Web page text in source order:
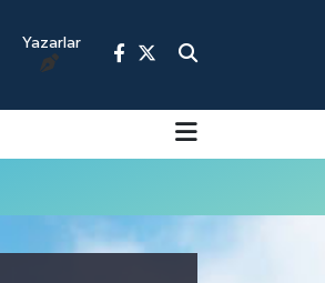
Yazarlar